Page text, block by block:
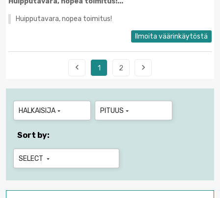
Huipputavara, nopea toimitus!
Ilmoita väärinkäytöstä
 1 2 
HALKAISIJA  PITUUS 
Sort by:
SELECT 